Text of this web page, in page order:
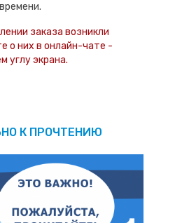
заказа возникли
о них в онлайн-чате -
углу экрана.
К ПРОЧТЕНИЮ